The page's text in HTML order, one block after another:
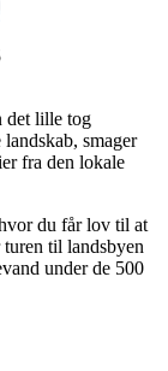
det lille tog
smager
fra den lokale
du får lov til at
til landsbyen
under de 500